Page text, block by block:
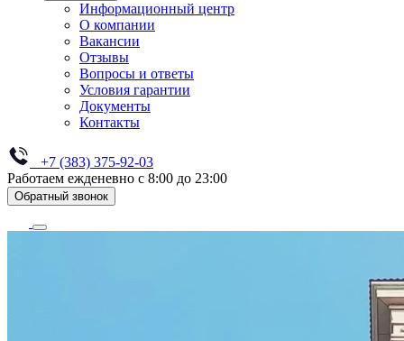
Информационный центр
О компании
Вакансии
Отзывы
Вопросы и ответы
Условия гарантии
Документы
Контакты
+7 (383) 375-92-03
Работаем ежденевно с 8:00 до 23:00
Обратный звонок